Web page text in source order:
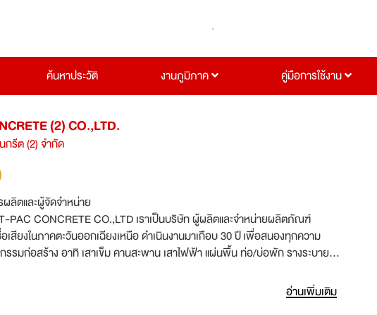
ค้นหาประวัติ
งานภูมิภาค คู่มือการใช้งาน
(2) CO.,LTD.
รีต (2) จำกัด
ผลิตและผู้จัดจำหน่าย
PAC CONCRETE CO.,LTD เราเป็นบริษัท ผู้ผลิตและจำหน่ายผลิตภัณฑ์
สียงในภาคตะวันออกเฉียงเหนือ ดำเนินงานมาเกือบ 30 ปี เพื่อสนองทุกความ
รมก่อสร้าง อาทิ เสาเข็ม คานสะพาน เสาไฟฟ้า แผ่นพื้น ท่อ/บ่อพัก รางระบายน้ำ
ะบุคคลทั่วไป เรามีบริการหลังการขายให้คำแนะนำลูกค้า โดยทีมงานวิศวกรมือ
อย่างครบวงจร สินค้าของเราได้รับการรับรองมาตรฐาน มอก. และมาตรฐาน
อ่านเพิ่มเติม